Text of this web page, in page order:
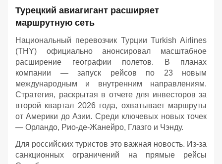
Турецкий авиагигант расширяет
маршрутную сеть
Национальный перевозчик Турции Turkish Airlines
(THY) официально анонсировал масштабное
расширение географии полетов. В планах
компании — запуск рейсов по 23 новым
международным и внутренним направлениям.
Стратегия, раскрытая в отчете для инвесторов за
второй квартал 2026 года, охватывает маршруты
от Америки до Азии. Среди ключевых новых точек
— Орландо, Рио-де-Жанейро, Глазго и Чэнду.
Для российских туристов это важная новость. Из-за
санкционных ограничений на прямые рейсы